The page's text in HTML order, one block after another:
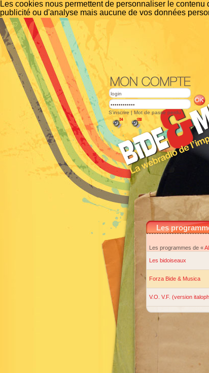
Les cookies nous permettent de personnaliser le
publicité ou d'analyse mais aucune de vos données
S'inscrire | Mot de passe perdu
Les
Les programmes de «
Les bidoiseaux
Forza Bide & Musica
V.O. V.F. (version